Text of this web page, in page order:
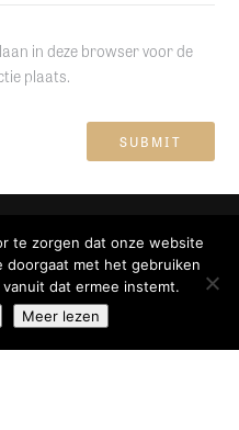
in deze browser voor de
plaats.
te zorgen dat onze website
doorgaat met het gebruiken
dat ermee instemt.
Meer lezen